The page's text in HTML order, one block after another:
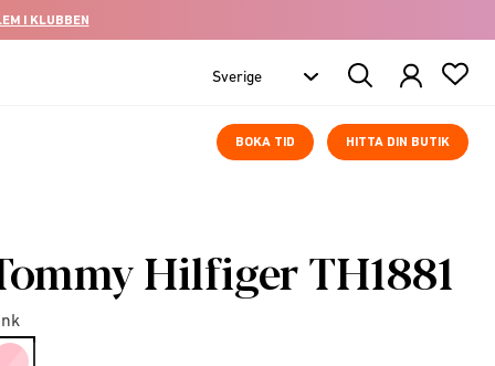
I KLUBBEN
Search
Products
BOKA TID HITTA DIN BUTIK
Hilfiger TH1881